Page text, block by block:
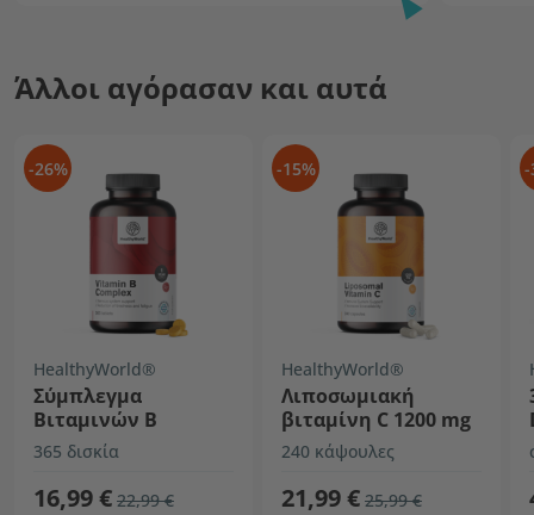
Άλλοι αγόρασαν και αυτά
-26%
HealthyWorld®
Σύμπλεγμα
Βιταμινών Β
365 δισκία
16,99 € 22,99 €
-15%
HealthyWorld®
Λιποσωμιακή
βιταμίνη C 1200 mg
240 κάψουλες
21,99 € 25,99 €
-